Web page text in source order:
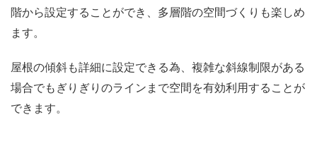
階から設定することができ、多層階の空間づくりも楽しめ
ます。
屋根の傾斜も詳細に設定できる為、複雑な斜線制限がある
場合でもぎりぎりのラインまで空間を有効利用することが
できます。